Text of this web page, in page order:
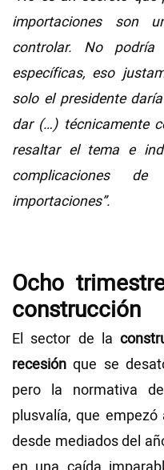
importaciones son
controlar. No
específicas, eso
solo el presidente
dar (…) técnicamente
resaltar el tema e
complicaciones
importaciones”.
Ocho
construcción
El sector de la
recesión que se
pero la normativa
plusvalía, que
desde mediados del